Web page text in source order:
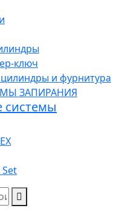
ключ
и фурнитура
ЗАПИРАНИЯ
системы